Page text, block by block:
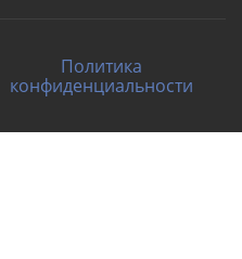
Политика
конфиденциальности